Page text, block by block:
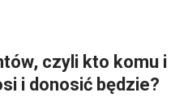
czyli kto komu i
i donosić będzie?